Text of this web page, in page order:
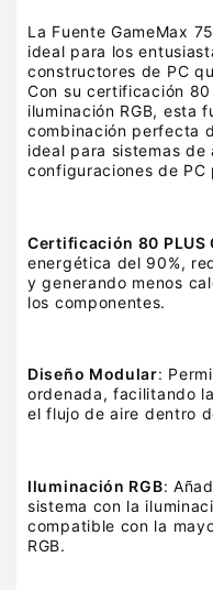
La Fuente GameMax
ideal para los
constructores de PC
Con su certificación
iluminación RGB, esta
combinación perfecta
ideal para sistemas
configuraciones de PC
Certificación 80 PLUS
energética del 90%,
y generando menos
los componentes.
Diseño Modular:
ordenada, facilitando
el flujo de aire dentro
Iluminación RGB:
sistema con la
compatible con la
RGB.